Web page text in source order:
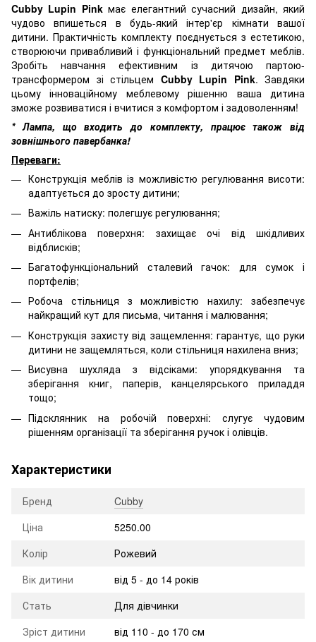
Cubby Lupin Pinkмає елегантний сучасний дизайн, який
чудово впишеться в будь-який інтер'єр кімнати вашої
дитини. Практичність комплекту поєднується з естетикою,
створюючи привабливий і функціональний предмет меблів.
Зробіть навчання ефективним із дитячою партою-
трансформером зі стільцем Cubby Lupin Pink. Завдяки
цьому інноваційному меблевому рішенню ваша дитина
зможе розвиватися і вчитися з комфортом і задоволенням!
* Лампа, що входить до комплекту, працює також від
зовнішнього павербанка!
Переваги:
Конструкція меблів із можливістю регулювання висоти:
адаптується до зросту дитини;
Важіль натиску: полегшує регулювання;
Антиблікова поверхня: захищає очі від шкідливих
відблисків;
Багатофункціональний сталевий гачок: для сумок і
портфелів;
Робоча стільниця з можливістю нахилу: забезпечує
найкращий кут для письма, читання і малювання;
Конструкція захисту від защемлення: гарантує, що руки
дитини не защемляться, коли стільниця нахилена вниз;
Висувна шухляда з відсіками: упорядкування та
зберігання книг, паперів, канцелярського приладдя
тощо;
Підсклянник на робочій поверхні: слугує чудовим
рішенням організації та зберігання ручок і олівців.
Характеристики
Бренд
Cubby
Ціна
5250.00
Колір
Рожевий
Вік дитини
від 5 - до 14 років
Стать
Для дівчинки
Зріст дитини
від 110 - до 170 см